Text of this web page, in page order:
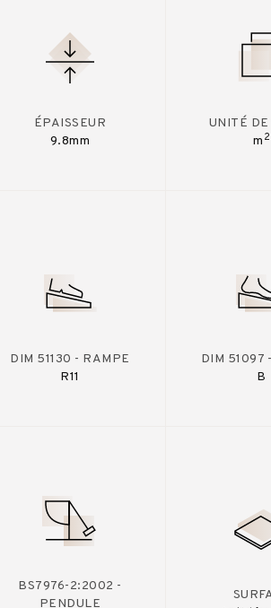
ÉPAISSEUR
9.8mm
UNITÉ DE
m 2
DIM 51130 - RAMPE
R11
DIM 51097
B
BS7976-2:2002 -
PENDULE